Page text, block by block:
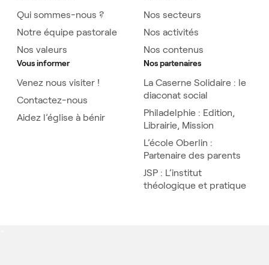
Qui sommes-nous ?
Notre équipe pastorale
Nos valeurs
Nos secteurs
Nos activités
Nos contenus
Vous informer
Venez nous visiter !
Contactez-nous
Aidez l’église à bénir
Nos partenaires
La Caserne Solidaire : le
diaconat social
Philadelphie : Edition,
Librairie, Mission
L’école Oberlin :
Partenaire des parents
JSP : L’institut
théologique et pratique